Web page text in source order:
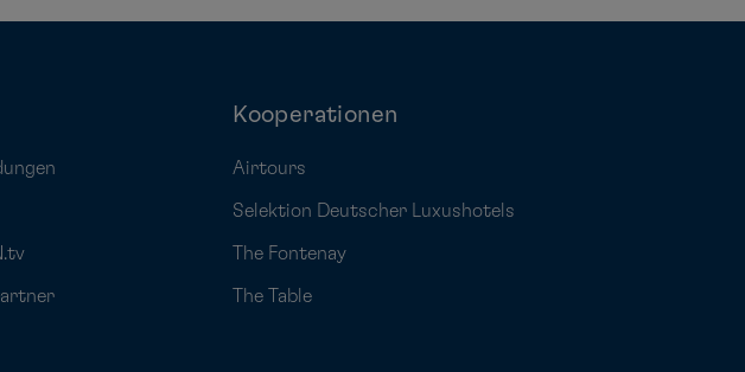
Kooperationen
Airtours
Selektion Deutscher Luxushotels
The Fontenay
The Table